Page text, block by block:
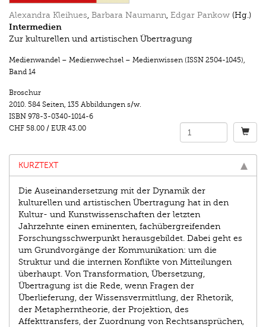
Alexandra Kleihues, Barbara Naumann, Edgar Pankow (Hg.)
Intermedien
Zur kulturellen und artistischen Übertragung
Medienwandel – Medienwechsel – Medienwissen (ISSN 2504-1045),
Band 14
Broschur
2010. 584 Seiten, 135 Abbildungen s/w.
ISBN 978-3-0340-1014-6
CHF 58.00 / EUR 43.00
KURZTEXT
Die Auseinandersetzung mit der Dynamik der
kulturellen und artistischen Übertragung hat in den
Kultur- und Kunstwissenschaften der letzten
Jahrzehnte einen eminenten, fachübergreifenden
Forschungsschwerpunkt herausgebildet. Dabei geht es
um Grundvorgänge der Kommunikation: um die
Struktur und die internen Konflikte von Mitteilungen
überhaupt. Von Transformation, Übersetzung,
Übertragung ist die Rede, wenn Fragen der
Überlieferung, der Wissensvermittlung, der Rhetorik,
der Metapherntheorie, der Projektion, des
Affekttransfers, der Zuordnung von Rechtsansprüchen,